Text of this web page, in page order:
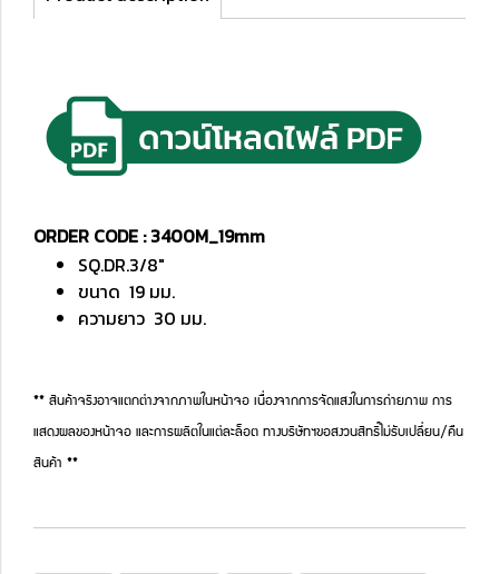
ORDER CODE : 3400M_19mm
SQ.DR.3/8"
ขนาด 19 มม.
ความยาว 30 มม.
** สินค้าจริงอาจแตกต่างจากภาพในหน้าจอ เนื่องจากการจัดแสงในการถ่ายภาพ การ
แสดงผลของหน้าจอ และการผลิตในแต่ละล็อต ทางบริษัทฯขอสงวนสิทธิ์ไม่รับเปลี่ยน/คืน
สินค้า **